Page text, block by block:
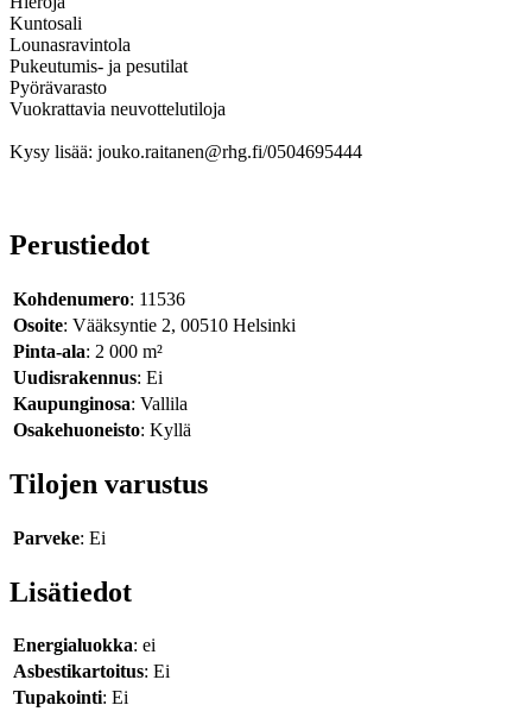
Kuntosali
Lounasravintola
Pukeutumis- ja pesutilat
Pyörävarasto
Vuokrattavia neuvottelutiloja
Kysy lisää: jouko.raitanen@rhg.fi/0504695444
Perustiedot
Kohdenumero: 11536
Osoite: Vääksyntie 2, 00510 Helsinki
Pinta-ala: 2 000 m²
Uudisrakennus: Ei
Kaupunginosa: Vallila
Osakehuoneisto: Kyllä
Tilojen varustus
Parveke: Ei
Lisätiedot
Energialuokka: ei
Asbestikartoitus: Ei
Tupakointi: Ei